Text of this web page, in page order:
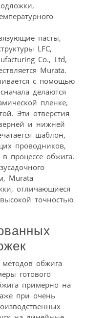
пасты,
LFC,
Co., Ltd,
Murata.
с помощью
делаются
пленке,
Эти отверстия
и нижней
шаблон,
проводников,
процессе обжига.
Murata
отличающиеся
точностью
обжига
готового
примерно на
при очень